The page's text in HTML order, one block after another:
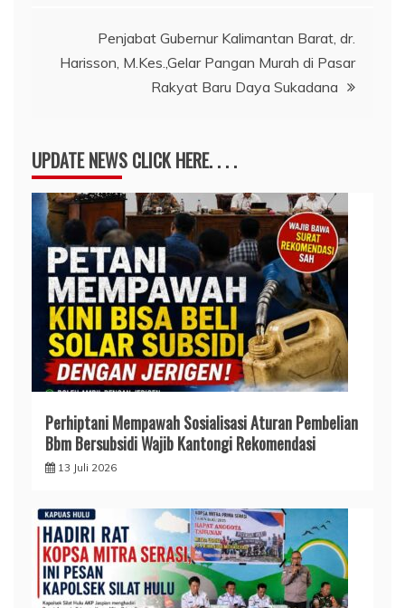
Penjabat Gubernur Kalimantan Barat, dr.
Harisson, M.Kes.,Gelar Pangan Murah di Pasar
Rakyat Baru Daya Sukadana
UPDATE NEWS CLICK HERE. . . .
Perhiptani Mempawah Sosialisasi Aturan Pembelian
Bbm Bersubsidi Wajib Kantongi Rekomendasi
13 Juli 2026